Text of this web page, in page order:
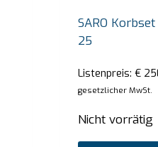
SARO
25
Listenpreis: €
gesetzlicher MwSt.
Nicht vorrätig